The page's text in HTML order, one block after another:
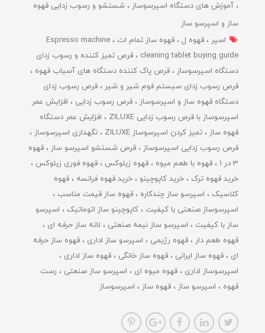
آموزش های دستگاه اسپرسوساز
شستشو و رسوب زدایی قهوه
ساز و اسپرسو ساز
اسپر
قهوه ل قهوه ساز تمام ات
Espresso machine
cleaning tablet buying guide
قرص تمیز کننده و رسوب زدای
دستگاه اسپرسوساز
قرص پاک کننده دستگاه های آسیاب قهوه
قرص رسوب زدای سیستم فوم شیر و شیر
قرص رسوب زدای
دستگاه قهوه ساز و اسپرسوساز
قرص رسوب زدایی
افزایش عمر
اسپرسوساز با قرص رسوب زدایی ZILUXE
افزایش عمر دستگاه
قهوه ساز
تمیز کردن اسپرسوساز ZILUXE
نگهداری اسپرسوساز
قرص رسوب زدایی اسپرسوساز
قرص شستشو اسپرسو ساز
قهوه
3 در 1
قهوه با طعم میوه قهوه زیلوکس
قهوه فوری زیلوکس
خرید قهوه ترک
خرید کاپوچینو خرید قهوه فرانسه
قهوه
کلاسیک
اسپرسو ساز چندکاره
قهوه ساز قیمت مناسب
اسپرسوساز صنعتی با کیفیت
کاپوچینو ساز اتوماتیک
اسپرسو
ساز با کیفیت
اسپرسو ساز نیمه صنعتی
لاته ساز حرفه ای
قهوه طعم دار
قهوه رژیمی اسپرسو ساز اداری
قهوه ساز حرفه
ای
قهوه ساز ایرانی قهوه ساز خانگی
قهوه ساز اداری
اسپرسوساز اداری
قهوه میوه ای اسپرسو ساز صنعتی
رست
قهوه
اسپرسو ساز قهوه ساز اسپرسوساز